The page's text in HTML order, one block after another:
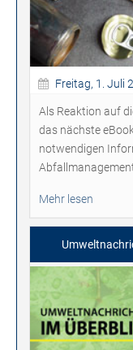
Freitag, 1. Juli
Als Reaktion auf
das nächste
notwendigen
Mehr lesen